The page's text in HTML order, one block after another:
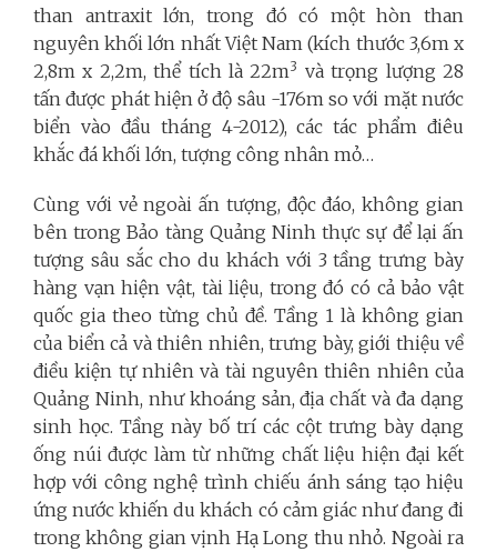
than antraxit lớn, trong đó có một hòn than
nguyên khối lớn nhất Việt Nam (kích thước 3,6m x
2,8m x 2,2m, thể tích là 22m3 và trọng lượng 28
tấn được phát hiện ở độ sâu -176m so với mặt nước
biển vào đầu tháng 4-2012), các tác phẩm điêu
khắc đá khối lớn, tượng công nhân mỏ…
Cùng với vẻ ngoài ấn tượng, độc đáo, không gian
bên trong Bảo tàng Quảng Ninh thực sự để lại ấn
tượng sâu sắc cho du khách với 3 tầng trưng bày
hàng vạn hiện vật, tài liệu, trong đó có cả bảo vật
quốc gia theo từng chủ đề. Tầng 1 là không gian
của biển cả và thiên nhiên, trưng bày, giới thiệu về
điều kiện tự nhiên và tài nguyên thiên nhiên của
Quảng Ninh, như khoáng sản, địa chất và đa dạng
sinh học. Tầng này bố trí các cột trưng bày dạng
ống núi được làm từ những chất liệu hiện đại kết
hợp với công nghệ trình chiếu ánh sáng tạo hiệu
ứng nước khiến du khách có cảm giác như đang đi
trong không gian vịnh Hạ Long thu nhỏ. Ngoài ra